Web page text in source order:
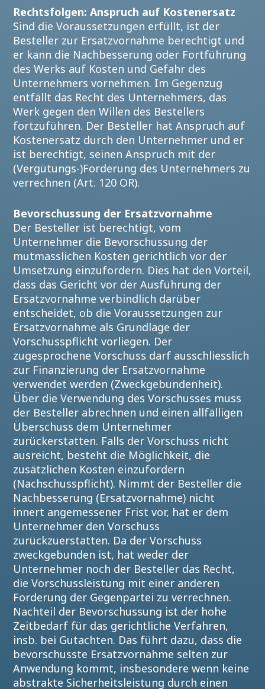
Rechtsfolgen: Anspruch auf Kostenersatz
Sind die Voraussetzungen erfüllt, ist der
Besteller zur Ersatzvornahme berechtigt und
er kann die Nachbesserung oder Fortführung
des Werks auf Kosten und Gefahr des
Unternehmers vornehmen. Im Gegenzug
entfällt das Recht des Unternehmers, das
Werk gegen den Willen des Bestellers
fortzuführen. Der Besteller hat Anspruch auf
Kostenersatz durch den Unternehmer und er
ist berechtigt, seinen Anspruch mit der
(Vergütungs-)Forderung des Unternehmers zu
verrechnen (Art. 120 OR).
Bevorschussung der Ersatzvornahme
Der Besteller ist berechtigt, vom
Unternehmer die Bevorschussung der
mutmasslichen Kosten gerichtlich vor der
Umsetzung einzufordern. Dies hat den Vorteil,
dass das Gericht vor der Ausführung der
Ersatzvornahme verbindlich darüber
entscheidet, ob die Voraussetzungen zur
Ersatzvornahme als Grundlage der
Vorschusspflicht vorliegen. Der
zugesprochene Vorschuss darf ausschliesslich
zur Finanzierung der Ersatzvornahme
verwendet werden (Zweckgebundenheit).
Über die Verwendung des Vorschusses muss
der Besteller abrechnen und einen allfälligen
Überschuss dem Unternehmer
zurückerstatten. Falls der Vorschuss nicht
ausreicht, besteht die Möglichkeit, die
zusätzlichen Kosten einzufordern
(Nachschusspflicht). Nimmt der Besteller die
Nachbesserung (Ersatzvornahme) nicht
innert angemessener Frist vor, hat er dem
Unternehmer den Vorschuss
zurückzuerstatten. Da der Vorschuss
zweckgebunden ist, hat weder der
Unternehmer noch der Besteller das Recht,
die Vorschussleistung mit einer anderen
Forderung der Gegenpartei zu verrechnen.
Nachteil der Bevorschussung ist der hohe
Zeitbedarf für das gerichtliche Verfahren,
insb. bei Gutachten. Das führt dazu, dass die
bevorschusste Ersatzvornahme selten zur
Anwendung kommt, insbesondere wenn keine
abstrakte Sicherheitsleistung durch einen